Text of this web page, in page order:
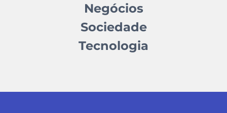
Negócios
Sociedade
Tecnologia